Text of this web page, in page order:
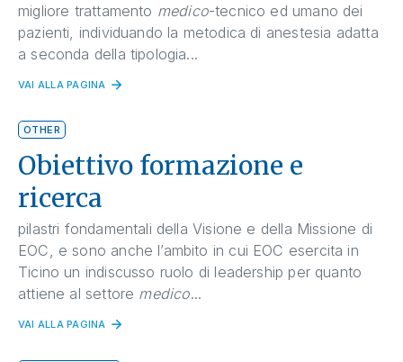
migliore trattamento medico-tecnico ed umano dei
pazienti, individuando la metodica di anestesia adatta
a seconda della tipologia...
VAI ALLA PAGINA
OTHER
Obiettivo formazione e
ricerca
pilastri fondamentali della Visione e della Missione di
EOC, e sono anche l’ambito in cui EOC esercita in
Ticino un indiscusso ruolo di leadership per quanto
attiene al settore medico...
VAI ALLA PAGINA